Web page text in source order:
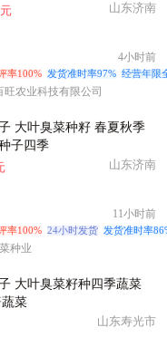
山东济南
4小时前
率100% 发货准时率97% 经营年限
旺农业科技有限公司
秋季
子四季
山东济南
11小时前
率100% 24小时发货 发货准时率
种业
蔬菜
菜
山东寿光市